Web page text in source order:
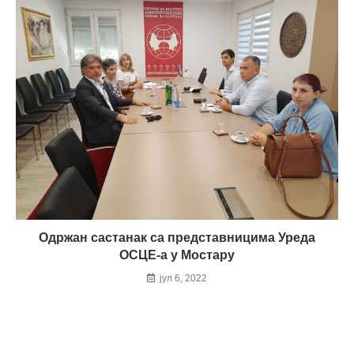
Одржан састанак са представницима Уреда
ОСЦЕ-а у Мостару
јул 6, 2022